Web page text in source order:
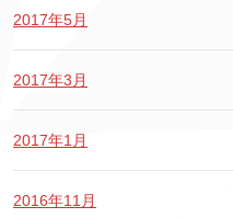
2017年5月
2017年3月
2017年1月
2016年11月